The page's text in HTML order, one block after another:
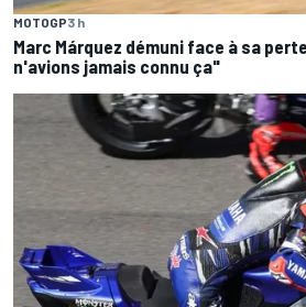
MOTOGP3 h
Marc Márquez démuni face à sa
n'avions jamais connu ça"